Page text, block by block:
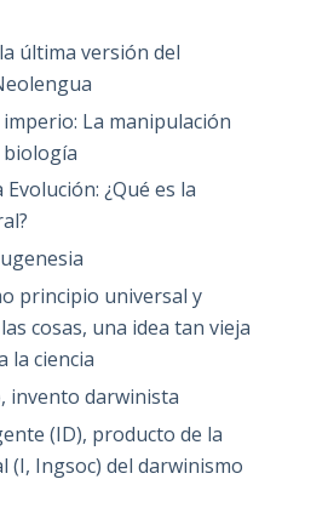
última versión del
La manipulación
¿Qué es la
principio universal y
cosas, una idea tan vieja
la ciencia
invento darwinista
(ID), producto de la
(I, Ingsoc) del darwinismo